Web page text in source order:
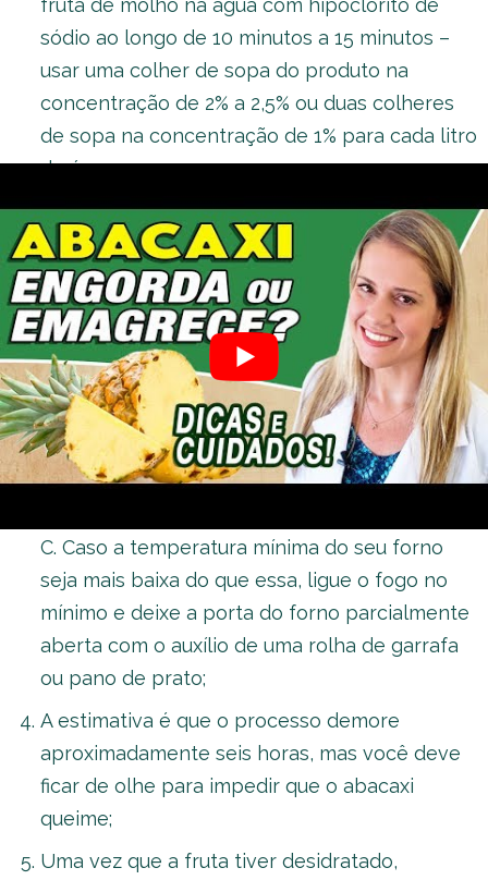
sódio ao longo de 10 minutos a 15 minutos –
usar uma colher de sopa do produto na
concentração de 2% a 2,5% ou duas colheres
de sopa na concentração de 1% para cada litro
de água;
Passado esse tempo, enxaguar bem a fruta
com água filtrada. Descascar o abacaxi e
remover o seu miolo. Cortar a fruta em fatias
de 0,5 cm de espessura. Caso decida cortar
em fatias de espessura mais grossa, tenha em
mente que quanto mais grossas elas forem,
mais tempo o processo de desidratação
demorará;
Distribuir as fatias em uma assadeira forrada
C. Caso a temperatura mínima do seu forno
seja mais baixa do que essa, ligue o fogo no
mínimo e deixe a porta do forno parcialmente
aberta com o auxílio de uma rolha de garrafa
ou pano de prato;
A estimativa é que o processo demore
aproximadamente seis horas, mas você deve
ficar de olhe para impedir que o abacaxi
queime;
Uma vez que a fruta tiver desidratado,